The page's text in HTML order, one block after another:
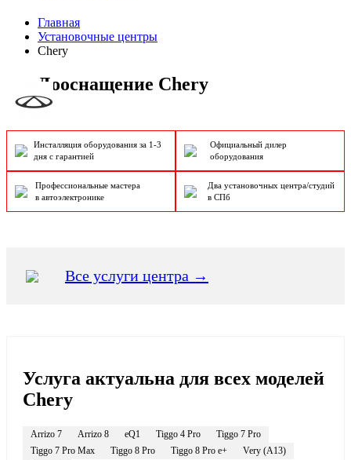
Главная
Установочные центры
Chery
Дооснащение Chery
Инсталляция оборудования за 1-3
дня с гарантией
Официальный дилер
оборудования
Профессиональные мастера
в автоэлектронике
Два установочных центра/студий
в СПб
Все услуги центра →
Услуга актуальна для всех моделей
Chery
Arrizo 7 Arrizo 8 eQ1 Tiggo 4 Pro
Tiggo 7 Pro
Tiggo 7 Pro Max
Tiggo 8 Pro Tiggo 8 Pro e+
Very (A13)